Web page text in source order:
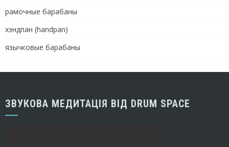
рамочные барабаны
хэндпан (handpan)
язычковые барабаны
ЗВУКОВА МЕДИТАЦІЯ ВІД DRUM SPACE